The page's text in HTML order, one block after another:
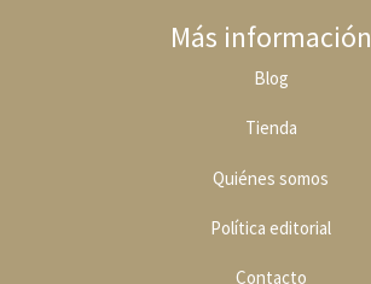
Más información
Blog
Tienda
Quiénes somos
Política editorial
Contacto